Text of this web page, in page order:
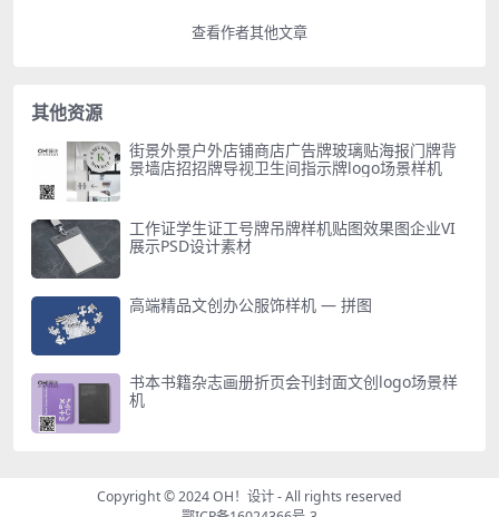
查看作者其他文章
其他资源
街景外景户外店铺商店广告牌玻璃贴海报门牌背
景墙店招招牌导视卫生间指示牌logo场景样机
工作证学生证工号牌吊牌样机贴图效果图企业VI
展示PSD设计素材
高端精品文创办公服饰样机 — 拼图
书本书籍杂志画册折页会刊封面文创logo场景样
机
Copyright © 2024OH！设计- All rights reserved